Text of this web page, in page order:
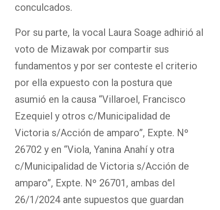
conculcados.
Por su parte, la vocal Laura Soage adhirió al
voto de Mizawak por compartir sus
fundamentos y por ser conteste el criterio
por ella expuesto con la postura que
asumió en la causa “Villaroel, Francisco
Ezequiel y otros c/Municipalidad de
Victoria s/Acción de amparo”, Expte. Nº
26702 y en “Viola, Yanina Anahí y otra
c/Municipalidad de Victoria s/Acción de
amparo”, Expte. Nº 26701, ambas del
26/1/2024 ante supuestos que guardan